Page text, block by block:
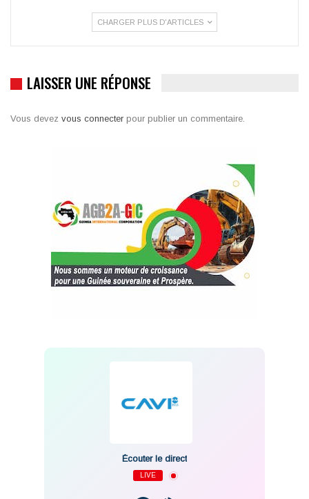
CHARGER PLUS D'ARTICLES
LAISSER UNE RÉPONSE
Vous devez vous connecter pour publier un commentaire.
Écouter le direct
LIVE